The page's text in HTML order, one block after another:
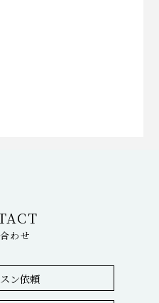
わせ
ン依頼